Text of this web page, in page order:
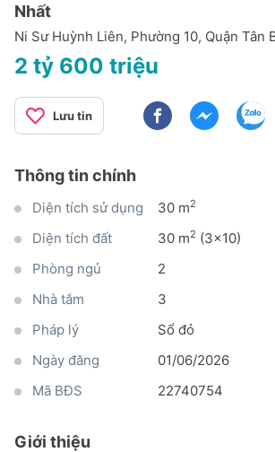
Nhất
Ni Sư Huỳnh Liên, Phường 10, Quận Tân
2 tỷ 600 triệu
Lưu tin
Thông tin chính
Diện tích sử dụng 30 m2
Diện tích đất 30 m2 (3x10)
Phòng ngủ
2
Nhà tắm
3
Pháp lý
Sổ đỏ
Ngày đăng
01/06/2026
Mã BĐS
22740754
Giới thiệu